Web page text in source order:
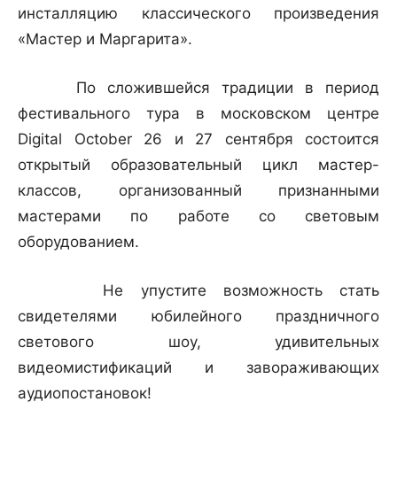
инсталляцию классического произведения
«Мастер и Маргарита».
По сложившейся традиции в период
фестивального тура в московском центре
Digital October 26 и 27 сентября состоится
открытый образовательный цикл мастер-
классов, организованный признанными
мастерами по работе со световым
оборудованием.
Не упустите возможность стать
свидетелями юбилейного праздничного
светового шоу, удивительных
видеомистификаций и завораживающих
аудиопостановок!